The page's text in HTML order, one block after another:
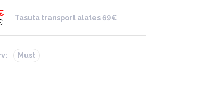
Tasuta transport alates 69€
Must